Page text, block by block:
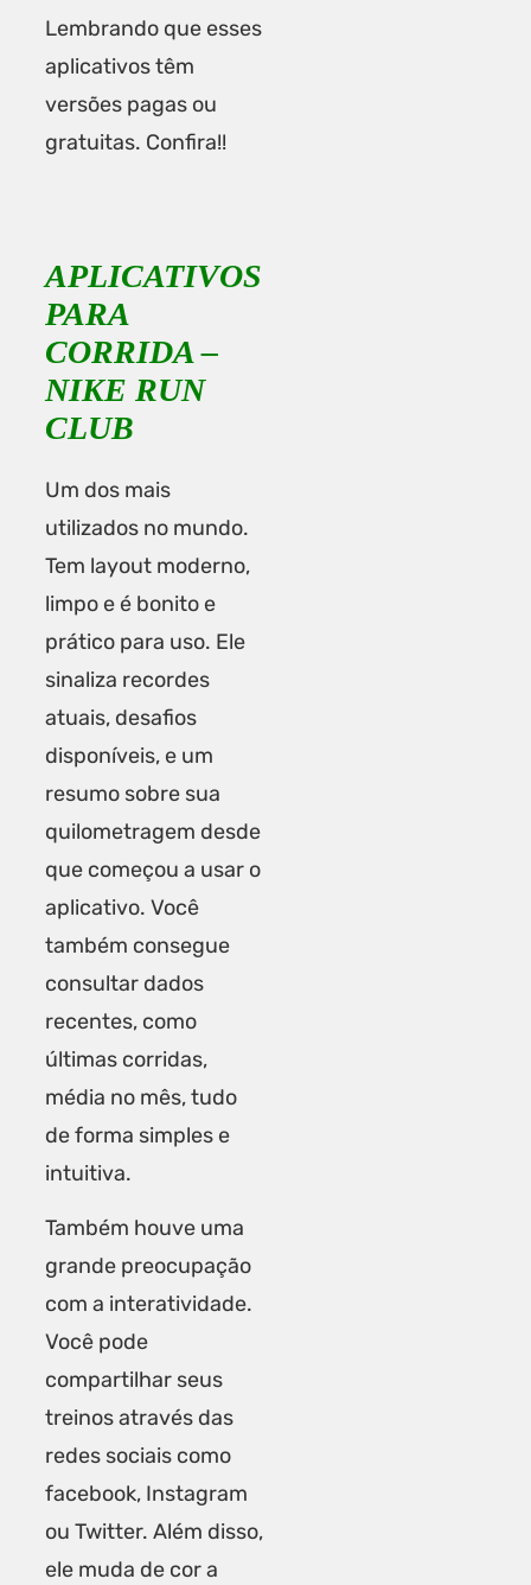
Lembrando que esses
aplicativos têm
versões pagas ou
gratuitas. Confira!!
APLICATIVOS
PARA
CORRIDA –
NIKE RUN
CLUB
Um dos mais
utilizados no mundo.
Tem layout moderno,
limpo e é bonito e
prático para uso. Ele
sinaliza recordes
atuais, desafios
disponíveis, e um
resumo sobre sua
quilometragem desde
que começou a usar o
aplicativo. Você
também consegue
consultar dados
recentes, como
últimas corridas,
média no mês, tudo
de forma simples e
intuitiva.
Também houve uma
grande preocupação
com a interatividade.
Você pode
compartilhar seus
treinos através das
redes sociais como
facebook, Instagram
ou Twitter. Além disso,
ele muda de cor a